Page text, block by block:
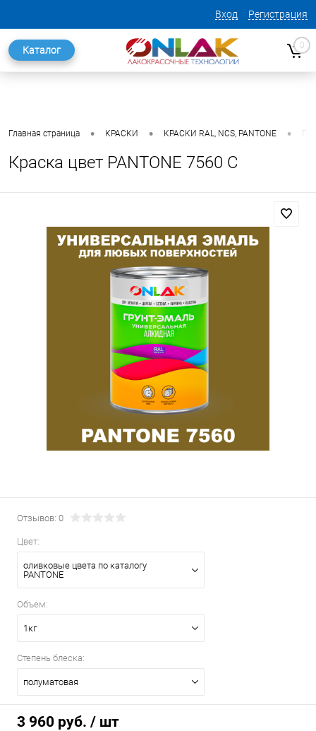
Вход Регистрация
Каталог 0
Главная страница • КРАСКИ • КРАСКИ RAL, NCS, PANTONE •
Краска цвет PANTONE 7560 C
Отзывов: 0
Цвет:
оливковые цвета по каталогу
PANTONE
Объем:
1кг
Степень блеска:
полуматовая
3 960 руб. / шт